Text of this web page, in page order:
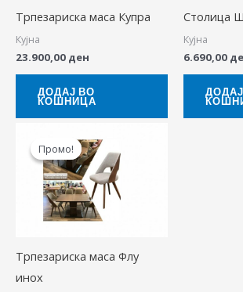
Трпезариска маса Купра
Кујна
23.900,00 ден
ДОДАЈ ВО
КОШНИЦА
Столица
Кујна
6.690,00
Промо!
Промо!
Трпезариска маса Флу
инох
price
was:
31.100,00 ден.